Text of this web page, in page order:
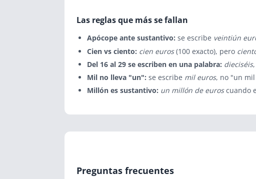
Las reglas que más se fallan
Apócope ante sustantivo: se escribe veintiún
Cien vs ciento: cien euros(100 exacto), pero
Del 16 al 29 se escriben en una palabra: dieciséis,
Mil no lleva "un": se escribe mil euros, no "un mil
Millón es sustantivo: un millón de euroscuando
Preguntas frecuentes